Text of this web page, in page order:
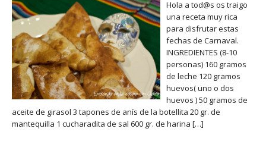
Hola a tod@s os traigo
una receta muy rica
para disfrutar estas
fechas de Carnaval.
INGREDIENTES (8-10
personas) 160 gramos
de leche 120 gramos
huevos( uno o dos
huevos ) 50 gramos de
aceite de girasol 3 tapones de anís de la botellita 20 gr. de
mantequilla 1 cucharadita de sal 600 gr. de harina […]